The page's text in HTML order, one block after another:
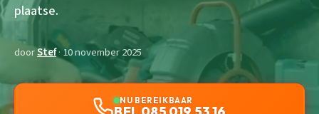
plaatse.
doorStef· 10 november 2025
NU BEREIKBAAR